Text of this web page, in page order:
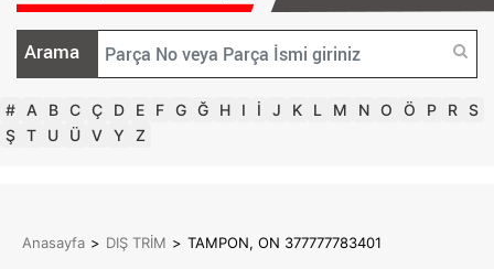
Arama
# A B C Ç D E F G Ğ H I İ J K L M N O Ö P R S
Ş T U Ü V Y Z
Anasayfa > DIŞ TRİM > TAMPON, ON 377777783401